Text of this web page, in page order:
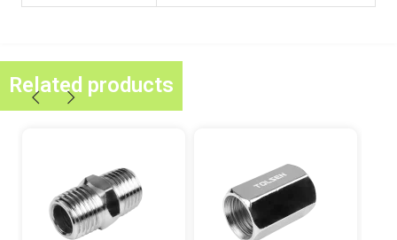
Related products